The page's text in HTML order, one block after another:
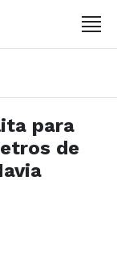
para
de